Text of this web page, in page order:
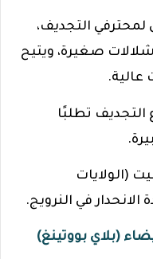
التجديف،
صغيرة، ويتيح
عالية.
التجديف تطلبًا
(الولايات
في النرويج.